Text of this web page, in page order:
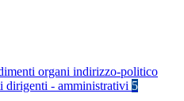
organi indirizzo-politico
dirigenti - amministrativi 5